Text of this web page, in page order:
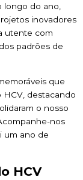
longo do ano,
inovadores
utente com
padrões de
que
destacando
o nosso
nos
um ano de
HCV